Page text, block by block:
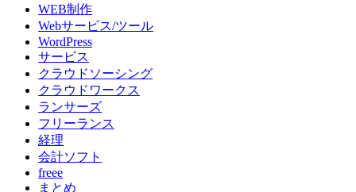
WEB制作
Webサービス/ツール
WordPress
サービス
クラウドソーシング
クラウドワークス
ランサーズ
フリーランス
経理
会計ソフト
freee
まとめ